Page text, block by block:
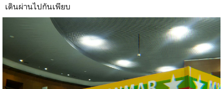
เดินผ่านไปกันเพียบ